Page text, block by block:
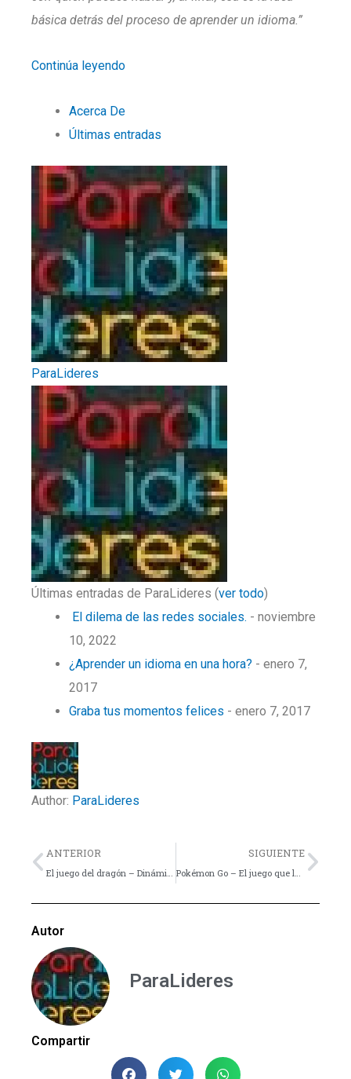
básica detrás del proceso de aprender un idioma.”
Continúa leyendo
Acerca De
Últimas entradas
ParaLideres
Últimas entradas de ParaLideres (ver todo)
El dilema de las redes sociales. - noviembre
10, 2022
¿Aprender un idioma en una hora? - enero 7,
2017
Graba tus momentos felices - enero 7, 2017
Author: ParaLideres
Previo
ANTERIOR
El juego del dragón – Dinámica
SIGUIENTE
Pokémon Go – El juego que los jóvenes quieren tener en sus smartphones
Autor
ParaLideres
Compartir